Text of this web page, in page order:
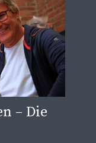
– Die